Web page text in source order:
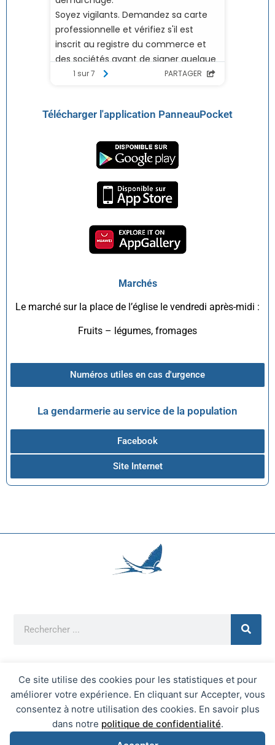
Ce site utilise des cookies pour les statistiques et pour
améliorer votre expérience. En cliquant sur Accepter, vous
consentez à notre utilisation des cookies. En savoir plus
dans notre politique de confidentialité.
Télécharger l'application PanneauPocket
Marchés
Le marché sur la place de l’église le vendredi après-midi :
Fruits – légumes, fromages
Numéros utiles en cas d'urgence
La gendarmerie au service de la population
Facebook
Site Internet
Mentions Légales
Mairie d'Écrainville © 2026 Tous Droits Réservés